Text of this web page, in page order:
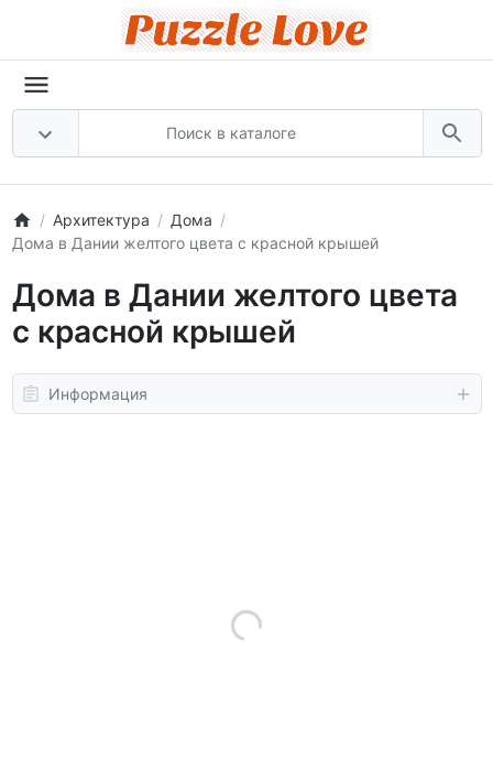
Архитектура
Дома
Дома в Дании желтого цвета с красной крышей
Дома в Дании желтого цвета
с красной крышей
Информация